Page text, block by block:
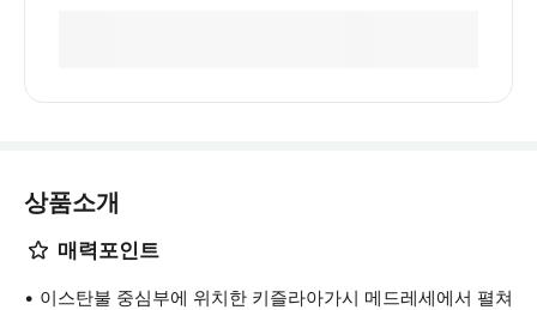
상품소개
매력포인트
이스탄불 중심부에 위치한 키즐라아가시 메드레세에서 펼쳐